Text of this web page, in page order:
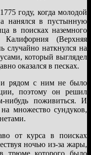
году, когда молодой
нанялся в пустынную
в поисках наземного
(Верхняя
наткнулся на
который выглядел
оказался в песках.
рядом с ним не было
поэтому он решил
нибудь поживиться. И
множество сундуков,
от курса в поисках
ночью из-за жары,
трюме которого было